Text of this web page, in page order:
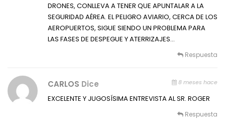
DRONES, CONLLEVA A TENER QUE APUNTALAR A LA
SEGURIDAD AÉREA. EL PELIGRO AVIARIO, CERCA DE LOS
AEROPUERTOS, SIGUE SIENDO UN PROBLEMA PARA
LAS FASES DE DESPEGUE Y ATERRIZAJES…
Respuesta
CARLOS Dice 8 meses hace
EXCELENTE Y JUGOSÍSIMA ENTREVISTA AL SR. ROGER
Respuesta